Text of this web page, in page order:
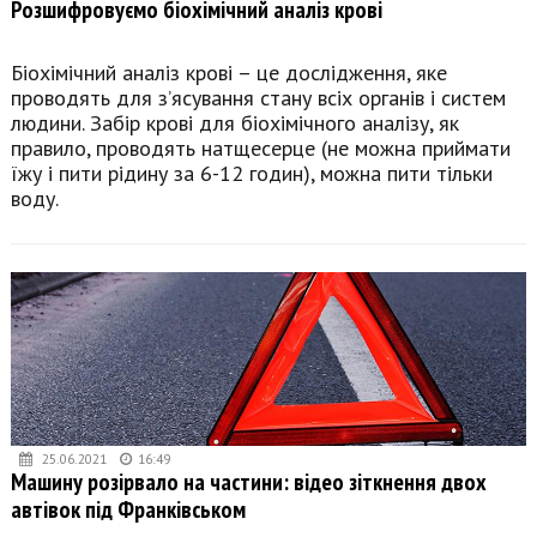
Розшифровуємо біохімічний аналіз крові
Біохімічний аналіз крові – це дослідження, яке
проводять для з’ясування стану всіх органів і систем
людини. Забір крові для біохімічного аналізу, як
правило, проводять натщесерце (не можна приймати
їжу і пити рідину за 6-12 годин), можна пити тільки
воду.
25.06.2021 16:49
Машину розірвало на частини: відео зіткнення двох
автівок під Франківськом